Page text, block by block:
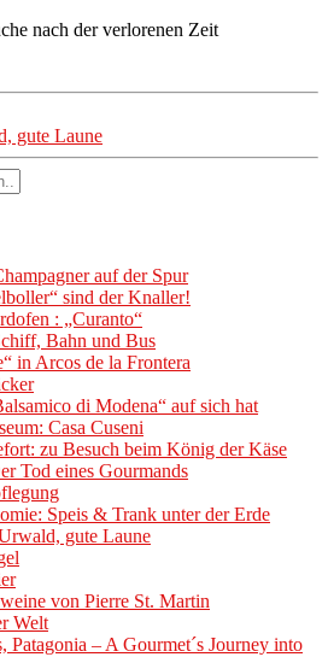
nach der verlorenen Zeit
gute Laune
auf der Spur
sind der Knaller!
: „Curanto“
Bahn und Bus
in Arcos de la Frontera
di Modena“ auf sich hat
Casa Cuseni
zu Besuch beim König der Käse
Tod eines Gourmands
Speis & Trank unter der Erde
gute Laune
von Pierre St. Martin
Welt
Patagonia – A Gourmet´s Journey into